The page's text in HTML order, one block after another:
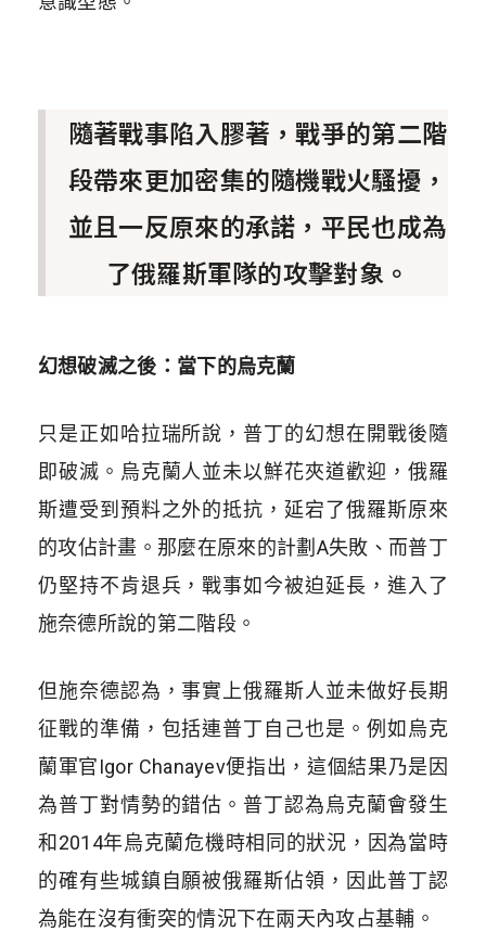
隨著戰事陷入膠著，戰爭的第二階
段帶來更加密集的隨機戰火騷擾，
並且一反原來的承諾，平民也成為
了俄羅斯軍隊的攻擊對象。
幻想破滅之後：當下的烏克蘭
只是正如哈拉瑞所說，普丁的幻想在開戰後隨
即破滅。烏克蘭人並未以鮮花夾道歡迎，俄羅
斯遭受到預料之外的抵抗，延宕了俄羅斯原來
的攻佔計畫。那麼在原來的計劃 A失敗、而普丁
仍堅持不肯退兵，戰事如今被迫延長，進入了
施奈德所說的第二階段。
但施奈德認為，事實上俄羅斯人並未做好長期
征戰的準備，包括連普丁自己也是。例如烏克
蘭軍官Igor Chanayev便指出，這個結果乃是因
為普丁對情勢的錯估。普丁認為烏克蘭會發生
和2014年烏克蘭危機時相同的狀況，因為當時
的確有些城鎮自願被俄羅斯佔領，因此普丁認
為能在沒有衝突的情況下在兩天內攻占基輔。